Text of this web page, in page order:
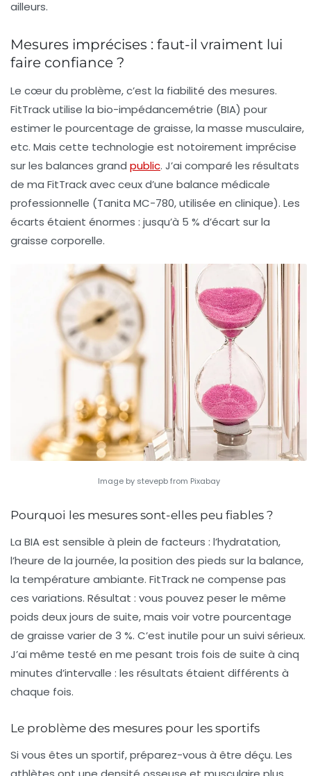
ailleurs.
Mesures imprécises : faut-il vraiment lui
faire confiance ?
Le cœur du problème, c’est la fiabilité des mesures.
FitTrack utilise la bio-impédancemétrie (BIA) pour
estimer le pourcentage de graisse, la masse musculaire,
etc. Mais cette technologie est notoirement imprécise
sur les balances grand public. J’ai comparé les résultats
de ma FitTrack avec ceux d’une balance médicale
professionnelle (Tanita MC-780, utilisée en clinique). Les
écarts étaient énormes : jusqu’à 5 % d’écart sur la
graisse corporelle.
Image by stevepb from Pixabay
Pourquoi les mesures sont-elles peu fiables ?
La BIA est sensible à plein de facteurs : l’hydratation,
l’heure de la journée, la position des pieds sur la balance,
la température ambiante. FitTrack ne compense pas
ces variations. Résultat : vous pouvez peser le même
poids deux jours de suite, mais voir votre pourcentage
de graisse varier de 3 %. C’est inutile pour un suivi sérieux.
J’ai même testé en me pesant trois fois de suite à cinq
minutes d’intervalle : les résultats étaient différents à
chaque fois.
Le problème des mesures pour les sportifs
Si vous êtes un sportif, préparez-vous à être déçu. Les